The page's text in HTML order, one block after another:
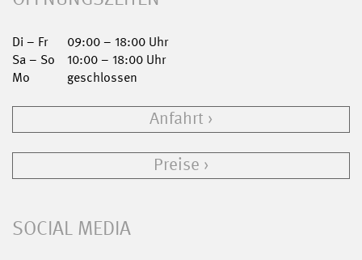
Di – Fr
09:00 – 18:00 Uhr
Sa – So
10:00 – 18:00 Uhr
Mo
geschlossen
Anfahrt
Preise
SOCIAL MEDIA